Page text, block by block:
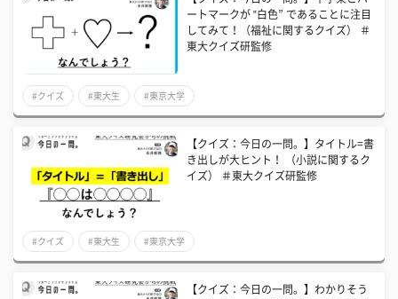
ートマークが ‟白色” であることに注目
してみて！（福祉に関するクイズ） ＃
東大クイズ研監修
#クイズ #東大生 #東京大学
【クイズ：今日の一問。】タイトル=書
き出しが大ヒント！ （小説に関するク
イズ） ＃東大クイズ研監修
#クイズ #東大生 #東京大学
【クイズ：今日の一問。】わかりそう